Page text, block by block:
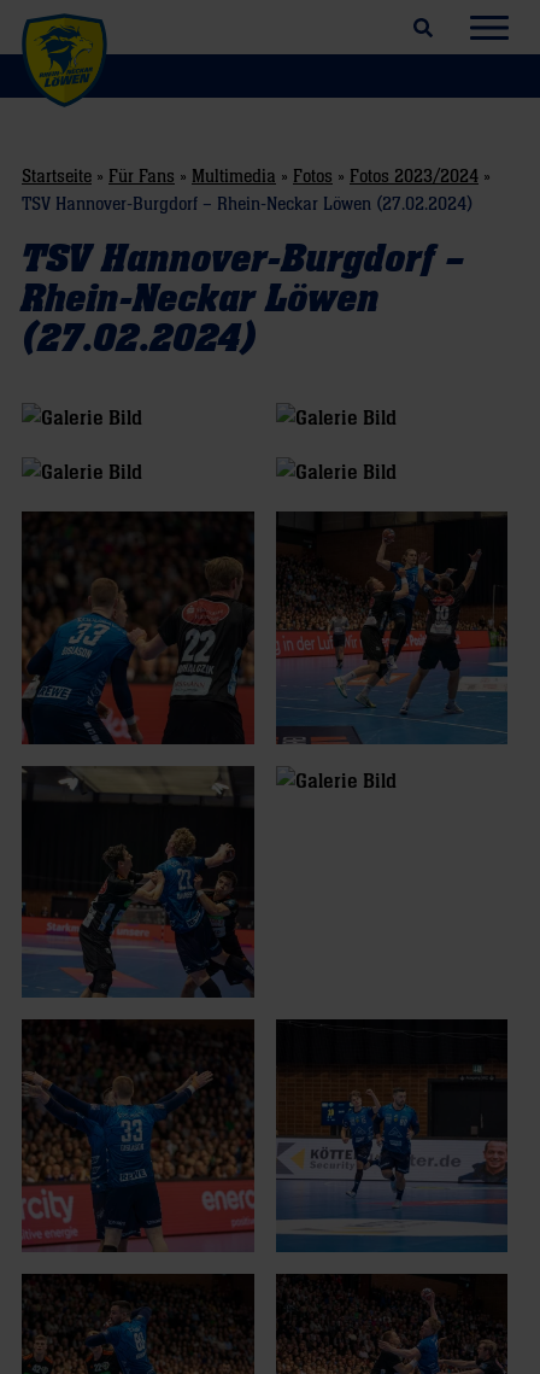
Suchfeld öffnen
Startseite » Für Fans » Multimedia » Fotos » Fotos 2023/2024 »
TSV Hannover-Burgdorf – Rhein-Neckar Löwen (27.02.2024)
TSV Hannover-Burgdorf –
Rhein-Neckar Löwen
(27.02.2024)